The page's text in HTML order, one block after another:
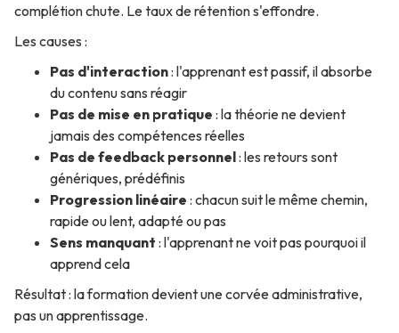
complétion chute. Le taux de rétention s'effondre.
Les causes :
Pas d'interaction: l'apprenant est passif, il absorbe
du contenu sans réagir
Pas de mise en pratique : la théorie ne devient
jamais des compétences réelles
Pas de feedback personnel: les retours sont
génériques, prédéfinis
Progression linéaire : chacun suit le même chemin,
rapide ou lent, adapté ou pas
Sens manquant : l'apprenant ne voit pas pourquoi il
apprend cela
Résultat : la formation devient une corvée administrative,
pas un apprentissage.